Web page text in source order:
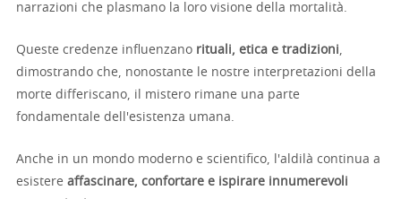
narrazioni che plasmano la loro visione della mortalità.
Queste credenze influenzano rituali, etica e tradizioni,
dimostrando che, nonostante le nostre interpretazioni della
morte differiscano, il mistero rimane una parte
fondamentale dell'esistenza umana.
Anche in un mondo moderno e scientifico, l'aldilà continua a
esistere affascinare, confortare e ispirare innumerevoli